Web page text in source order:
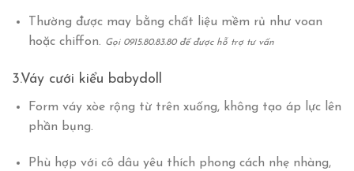
Thường được may bằng chất liệu mềm rủ như voan
hoặc chiffon. Gọi 0915.80.83.80 để được hỗ trợ tư vấn
3.Váy cưới kiểu babydoll
Form váy xòe rộng từ trên xuống, không tạo áp lực lên
phần bụng.
Phù hợp với cô dâu yêu thích phong cách nhẹ nhàng,